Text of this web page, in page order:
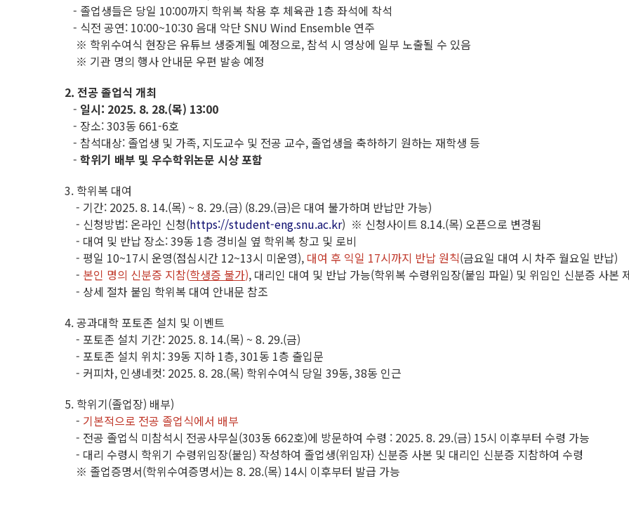
- 졸업생들은 당일 10:00까지 학위복 착용 후 체육관 1층 좌석에 착석
- 식전 공연: 10:00~10:30 음대 악단 SNU Wind Ensemble 연주
※ 학위수여식 현장은 유튜브 생중계될 예정으로, 참석 시 영상에 일부 노출될 수 있음
※ 기관 명의 행사 안내문 우편 발송 예정
2. 전공 졸업식 개최
- 일시: 2025. 8. 28.(목) 13:00
- 장소: 303동 661-6호
- 참석대상: 졸업생 및 가족, 지도교수 및 전공 교수, 졸업생을 축하하기 원하는 재학생 등
- 학위기 배부 및 우수학위논문 시상 포함
3. 학위복 대여
- 기간: 2025. 8. 14.(목) ~ 8. 29.(금) (8.29.(금)은 대여 불가하며 반납만 가능)
- 신청방법: 온라인 신청(https://student-eng.snu.ac.kr) ※ 신청사이트 8.14.(목) 오픈으로 변경됨
- 대여 및 반납 장소: 39동 1층 경비실 옆 학위복 창고 및 로비
- 평일 10~17시 운영(점심시간 12~13시 미운영), 대여 후 익일 17시까지 반납 원칙(금요일 대여 시 차주 월요일 반납)
- 본인 명의 신분증 지참(학생증 불가), 대리인 대여 및 반납 가능(학위복 수령위임장(붙임 파일) 및 위임인 신분증 사본
- 상세 절차 붙임 학위복 대여 안내문 참조
4. 공과대학 포토존 설치 및 이벤트
- 포토존 설치 기간: 2025. 8. 14.(목) ~ 8. 29.(금)
- 포토존 설치 위치: 39동 지하 1층, 301동 1층 출입문
- 커피차, 인생네컷: 2025. 8. 28.(목) 학위수여식 당일 39동, 38동 인근
5. 학위기(졸업장) 배부)
- 기본적으로 전공 졸업식에서 배부
- 전공 졸업식 미참석시 전공사무실(303동 662호)에 방문하여 수령 : 2025. 8. 29.(금) 15시 이후부터 수령 가능
- 대리 수령시 학위기 수령위임장(붙임) 작성하여 졸업생(위임자) 신분증 사본 및 대리인 신분증 지참하여 수령
※ 졸업증명서(학위수여증명서)는 8. 28.(목) 14시 이후부터 발급 가능